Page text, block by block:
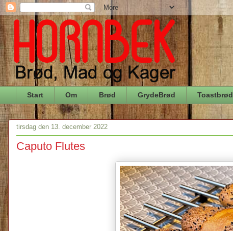
Start Om Brød GrydeBrød Toastbrød
tirsdag den 13. december 2022
Caputo Flutes